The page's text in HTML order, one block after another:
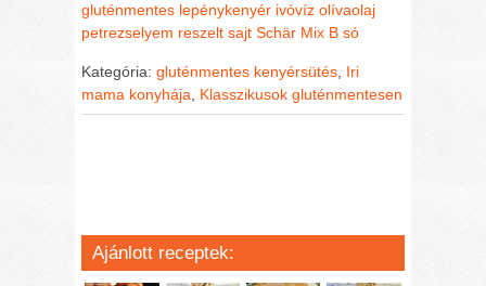
gluténmentes lepénykenyér ivóvíz olívaolaj
petrezselyem reszelt sajt Schär Mix B só
Kategória:gluténmentes kenyérsütés, Iri
mama konyhája, Klasszikusok gluténmentesen
Ajánlott receptek: